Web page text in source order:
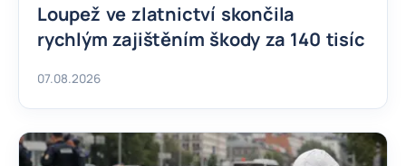
Loupež ve zlatnictví skončila
rychlým zajištěním škody za 140 tisíc
07.08.2026